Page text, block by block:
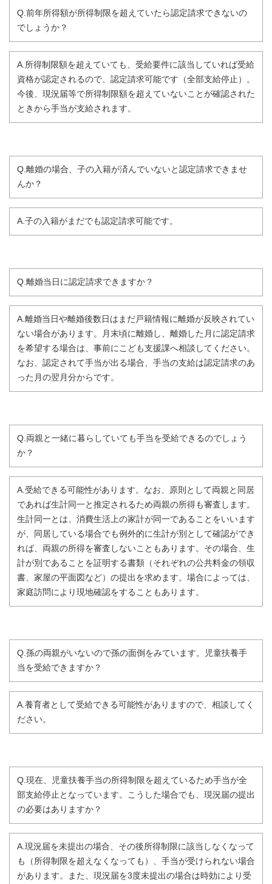
Q.前年所得額が所得制限を超えていたら認定請求できないの
でしょうか？
A.所得制限額を超えていても、受給要件に該当していれば受給
資格が認定されるので、認定請求可能です（全部支給停止）。
今後、現況届等で所得制限額を超えていないことが確認された
ときから手当が支給されます。
Q.離婚の場合、子の入籍が済んでいないと認定請求できませ
んか？
A.子の入籍がまだでも認定請求可能です。
Q.離婚当日に認定請求できますか？
A.離婚当日や離婚後数日はまだ戸籍情報に離婚が反映されてい
ない場合があります。月末頃に離婚し、離婚した月に認定請求
を希望する場合は、事前にこども支援課へ相談してください。
なお、認定されて手当が出る場合、手当の支給は認定請求のあ
った月の翌月分からです。
Q.両親と一緒に暮らしていても手当を受給できるのでしょう
か？
A.受給できる可能性があります。なお、原則として両親と同居
であれば生計同一と推定されるため両親の所得も審査します。
生計同一とは、消費生活上の家計が同一であることをいいます
が、同居している場合でも例外的に生計が別として確認ができ
れば、両親の所得を審査しないこともあります。その場合、生
計が別であることを証明する書類（それぞれの公共料金の領収
書、家屋の平面図など）の提出を求めます。場合によっては、
家庭訪問により現地確認をすることもあります。
Q.孫の両親がいないので孫の面倒をみています。児童扶養手
当を受給できますか？
A.養育者として受給できる可能性がありますので、相談してく
ださい。
Q.現在、児童扶養手当の所得制限を超えているため手当が全
部支給停止となっています。こうした場合でも、現況届の提出
の必要はありますか？
A.現況届を未提出の場合、その後所得制限に該当しなくなって
も（所得制限を超えなくなっても）、手当が受けられない場合
があります。また、現況届を3度未提出の場合は時効により受